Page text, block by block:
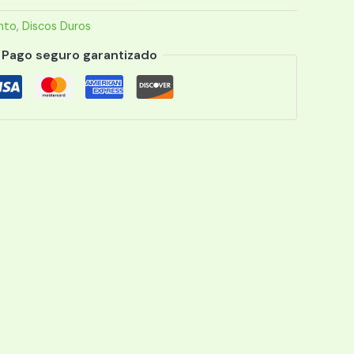
, Discos Duros
Pago seguro garantizado